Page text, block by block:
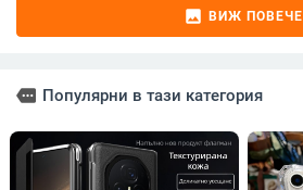
image ВИЖ ПОВЕЧЕ
more Популярни в тази категория